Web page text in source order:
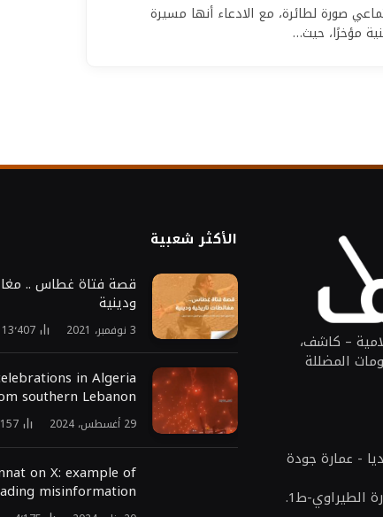
صورة لطائرة، مع الادعاء أنها مسيرة
مؤخرًا، حيث…
– كاشف،
المضللة
- عمارة جودة
الطيراوي-ط1.
الأكثر شعبية
قصة فتاة غطاس ..
ودينية
3 نوفمبر، 2021 13٬407
in Algeria
southern Lebanon
29 أغسطس، 2024
on X: example of
misinformation